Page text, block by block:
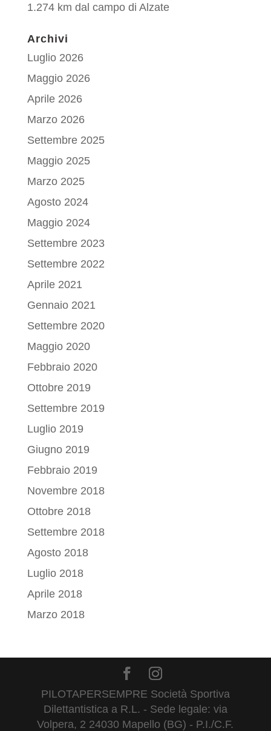
1.274 km dal campo di Alzate
Archivi
Luglio 2026
Maggio 2026
Aprile 2026
Marzo 2026
Settembre 2025
Maggio 2025
Marzo 2025
Agosto 2024
Maggio 2024
Settembre 2023
Settembre 2022
Aprile 2021
Gennaio 2021
Settembre 2020
Maggio 2020
Febbraio 2020
Ottobre 2019
Settembre 2019
Luglio 2019
Giugno 2019
Febbraio 2019
Novembre 2018
Ottobre 2018
Settembre 2018
Agosto 2018
Luglio 2018
Aprile 2018
Marzo 2018
PILOTAPERSEMPRE Società Sportiva
Dilettantistica a R.L. - Sede legale: via
Volpera, 2 24030 Mapello (BG) - P.I./C.F.